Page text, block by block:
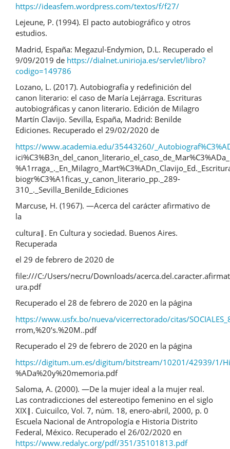
https://ideasfem.wordpress.com/textos/f/f27/
Lejeune, P. (1994). El pacto autobiográfico y otros
estudios.
Madrid, España: Megazul-Endymion, D.L. Recuperado el
9/09/2019 de https://dialnet.unirioja.es/servlet/libro?
codigo=149786
Lozano, L. (2017). Autobiografía y redefinición del
canon literario: el caso de María Lejárraga. Escrituras
autobiográficas y canon literario. Edición de Milagro
Martín Clavijo. Sevilla, España, Madrid: Benilde
Ediciones. Recuperado el 29/02/2020 de
https://www.academia.edu/35443260/
biogr%C3%A1ficas_y_canon_literario_pp._289-
310_._Sevilla_Benilde_Ediciones
Marcuse, H. (1967). ―Acerca del carácter afirmativo de
la
cultura‖. En Cultura y sociedad. Buenos Aires.
Recuperada
el 29 de febrero de 2020 de
file:///C:/Users/necru/Downloads/
ura.pdf
Recuperado el 28 de febrero de 2020 en la página
https://www.usfx.bo/nueva/vicerrectorado/citas/
rrom,%20ʼs.%20M..pdf
Recuperado el 29 de febrero de 2020 en la página
https://digitum.um.es/digitum/bitstream/10201/42939/1/
%ADa%20y%20memoria.pdf
Saloma, A. (2000). ―De la mujer ideal a la mujer real.
Las contradicciones del estereotipo femenino en el siglo
XIX‖. Cuicuilco, Vol. 7, núm. 18, enero-abril, 2000, p. 0
Escuela Nacional de Antropología e Historia Distrito
Federal, México. Recuperado el 26/02/2020 en
https://www.redalyc.org/pdf/351/35101813.pdf